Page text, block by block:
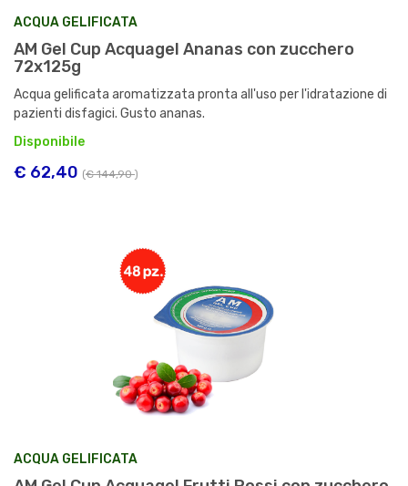
ACQUA GELIFICATA
AM Gel Cup Acquagel Ananas con zucchero
72x125g
Acqua gelificata aromatizzata pronta all'uso per l'idratazione di
pazienti disfagici. Gusto ananas.
Disponibile
€ 62,40 (€ 144,90)
ACQUA GELIFICATA